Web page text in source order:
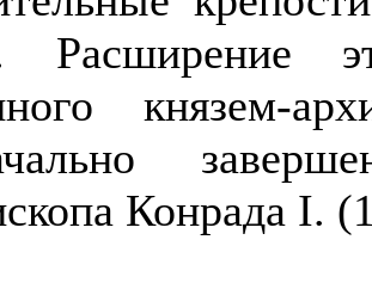
Расширение
князем-
Конрада I.